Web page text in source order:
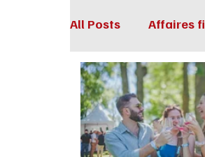
All Posts Affaires
Musique
Technologie